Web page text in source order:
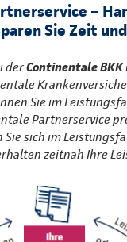
–
Sie Zeit
derContinentale BKK
Sie im
Partnerservice
Sie sich im
zeitnah Ihre